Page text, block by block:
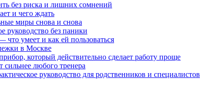
без риска и лишних сомнений
и чего ждать
миры снова и снова
руководство без паники
умеет и как ей пользоваться
в Москве
который действительно сделает работу проще
любого тренера
руководство для родственников и специалистов